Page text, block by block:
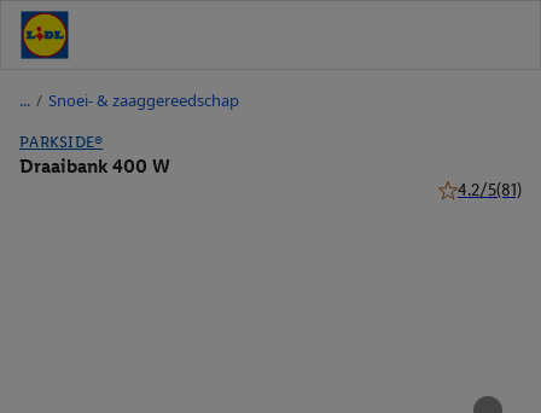
/ Snoei- & zaaggereedschap
PARKSIDE®
Draaibank 400 W
4.2/5(81)